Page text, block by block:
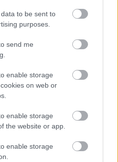
to be sent to
purposes.
send me
enable storage
on web or
enable storage
the website or app.
enable storage
nokedli nem rossz,
az ünnepnap adta
hűen, másnaposságtól
kocsmát. Vagyis ezuttal
kapot,t…